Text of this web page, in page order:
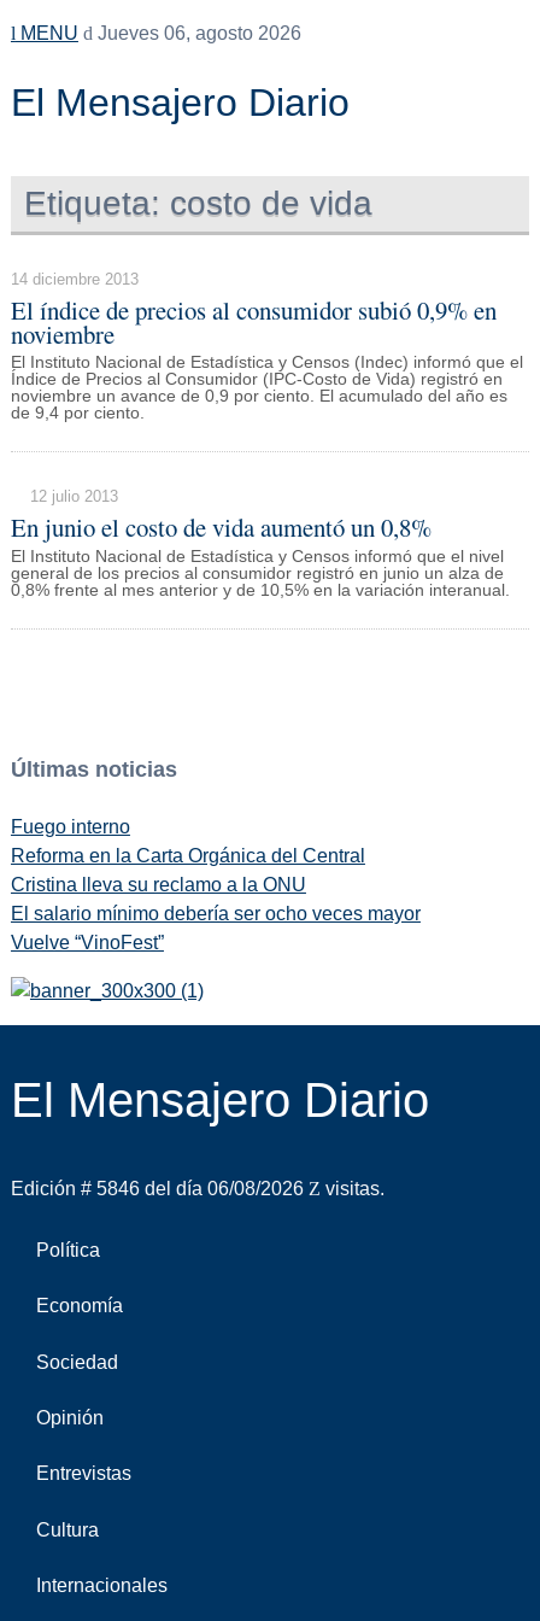
MENU Jueves 06, agosto 2026
El Mensajero Diario
Etiqueta: costo de vida
14 diciembre 2013
El índice de precios al consumidor subió 0,9% en
noviembre
El Instituto Nacional de Estadística y Censos (Indec) informó que el
Índice de Precios al Consumidor (IPC-Costo de Vida) registró en
noviembre un avance de 0,9 por ciento. El acumulado del año es
de 9,4 por ciento.
12 julio 2013
En junio el costo de vida aumentó un 0,8%
El Instituto Nacional de Estadística y Censos informó que el nivel
general de los precios al consumidor registró en junio un alza de
0,8% frente al mes anterior y de 10,5% en la variación interanual.
Últimas noticias
Fuego interno
Reforma en la Carta Orgánica del Central
Cristina lleva su reclamo a la ONU
El salario mínimo debería ser ocho veces mayor
Vuelve “VinoFest”
El Mensajero Diario
Edición # 5846 del día 06/08/2026 visitas.
Política
Economía
Sociedad
Opinión
Entrevistas
Cultura
Internacionales